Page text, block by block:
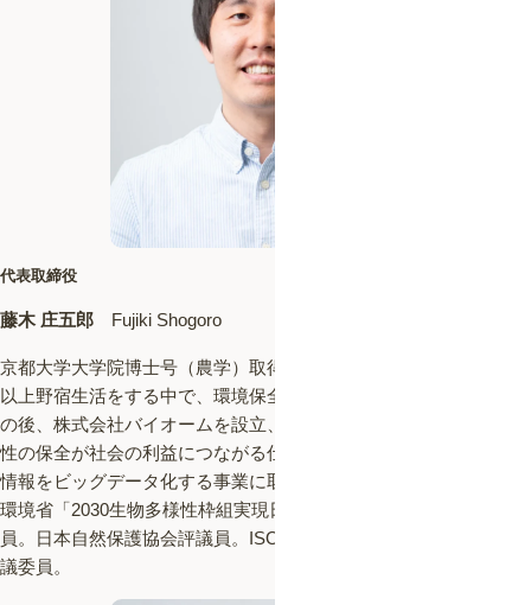
代表取締役
藤木 庄五郎 Fujiki Shogoro
京都大学大学院博士号（農学）取得。ボルネオ島の熱帯林にて2年
以上野宿生活をする中で、環境保全を事業化することを決意。そ
の後、株式会社バイオームを設立、代表取締役に就任。生物多様
性の保全が社会の利益につながる仕組みづくりを目指し、生物の
情報をビッグデータ化する事業に取り組む。
環境省「2030生物多様性枠組実現日本会議行動変容WG」専門委
員。日本自然保護協会評議員。ISO/TC331（生物多様性）国内審
議委員。